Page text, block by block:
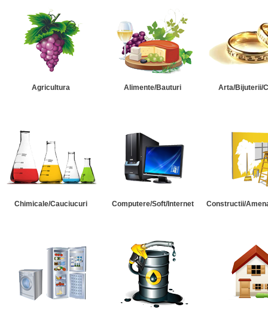
Agricultura Alimente/Bauturi Arta/Bijuterii/
Chimicale/Cauciucuri Computere/Soft/Internet Constructii/